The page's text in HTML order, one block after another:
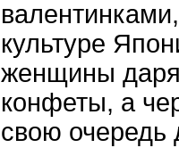
культуре
женщины
конфеты, а
свою очередь